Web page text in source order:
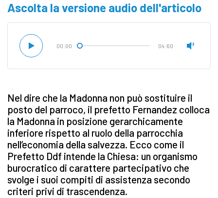
Ascolta la versione audio dell'articolo
00:00 04:60
Nel dire che la Madonna non può sostituire il
posto del parroco, il prefetto Fernandez colloca
la Madonna in posizione gerarchicamente
inferiore rispetto al ruolo della parrocchia
nell’economia della salvezza. Ecco come il
Prefetto Ddf intende la Chiesa: un organismo
burocratico di carattere partecipativo che
svolge i suoi compiti di assistenza secondo
criteri privi di trascendenza.